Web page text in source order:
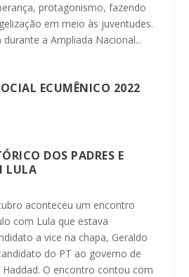
protagonismo, fazendo
em meio às juventudes.
a Ampliada Nacional...
ECUMÊNICO 2022
DOS PADRES E
LULA
aconteceu um encontro
com Lula que estava
a vice na chapa, Geraldo
do PT ao governo de
Haddad. O encontro contou com